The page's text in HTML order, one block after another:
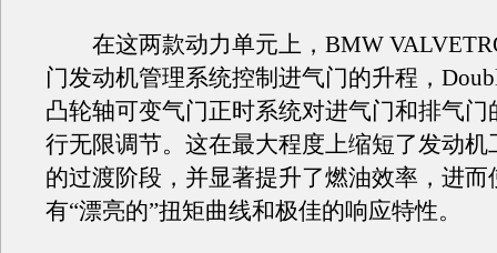
在这两款动力单元上，BMW
门发动机管理系统控制进气门的升程，
凸轮轴可变气门正时系统对进气门和排气门
行无限调节。这在最大程度上缩短了发动机
的过渡阶段，并显著提升了燃油效率，进而
有“漂亮的”扭矩曲线和极佳的响应特性。